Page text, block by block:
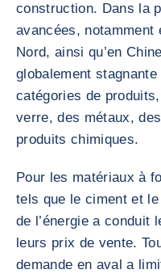
construction. Dans la
avancées, notamment
Nord, ainsi qu’en
globalement
catégories de
verre, des métaux,
produits chimiques.
Pour les matériaux à
tels que le ciment et
de l’énergie a conduit
leurs prix de vente.
demande en aval a